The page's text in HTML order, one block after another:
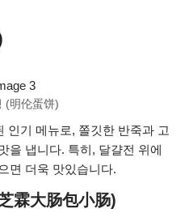
(明伦蛋饼)
인기 메뉴로, 쫄깃한 반죽과 고
을 냅니다. 특히, 달걀전 위에
면 더욱 맛있습니다.
霖大肠包小肠)